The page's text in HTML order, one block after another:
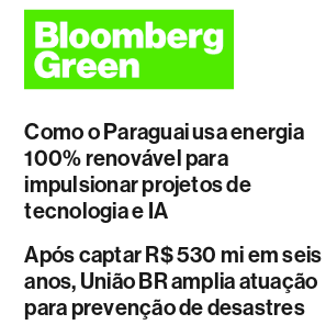
Como o Paraguai usa energia
100% renovável para
impulsionar projetos de
tecnologia e IA
Após captar R$ 530 mi em seis
anos, União BR amplia atuação
para prevenção de desastres